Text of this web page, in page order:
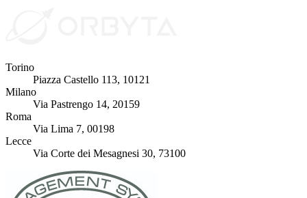
Torino
Piazza Castello 113, 10121
Milano
Via Pastrengo 14, 20159
Roma
Via Lima 7, 00198
Lecce
Via Corte dei Mesagnesi 30, 73100